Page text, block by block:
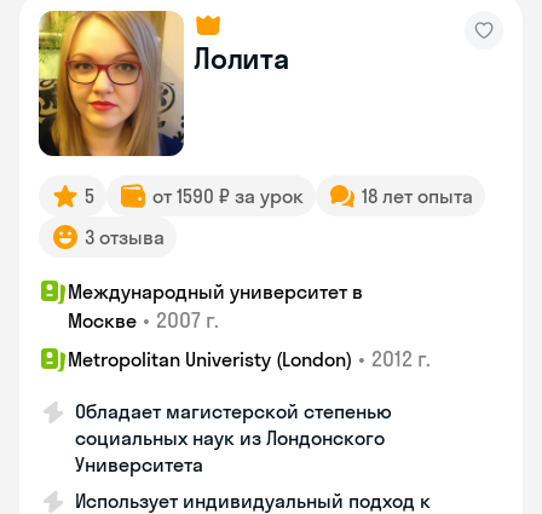
Лолита
5 от 1590 ₽ за урок
18 лет опыта
3 отзыва
Международный университет в
Москве • 2007 г.
Metropolitan Univeristy (London) • 2012 г.
Обладает магистерской степенью
социальных наук из Лондонского
Университета
Использует индивидуальный подход к